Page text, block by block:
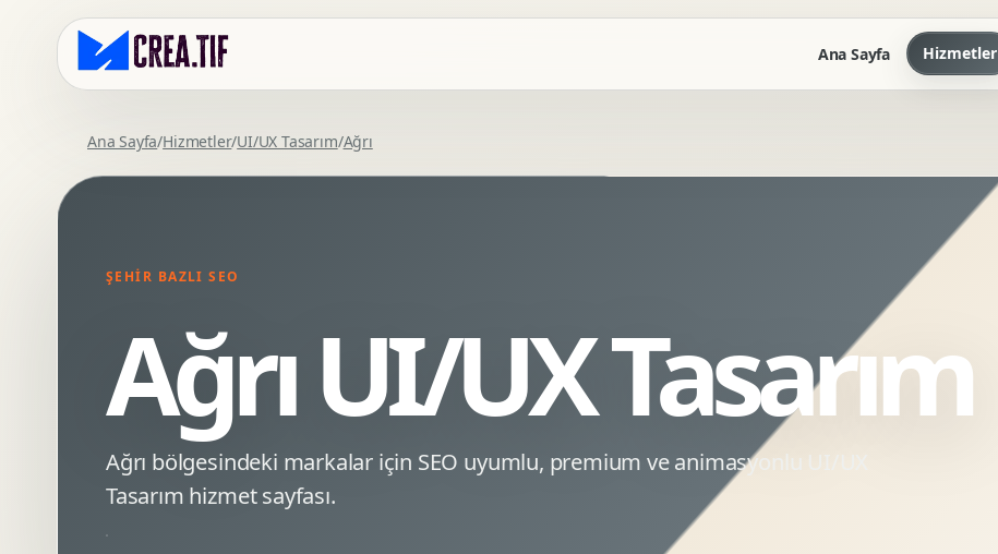
Ana Sayfa Hizmetler
Kurumsal Web Tasarim
SEO Uyumlu Web Tasarim
Webflow Web Tasarim
Framer Web Tasarim
Kurumsal Site Yenileme
Conversion UX Optimizasyonu
Kurumsal Dokuman Tasarimi
Ofis Ici Gorsel Kimlik
Kurumsal Katalog Tasarimi
Minimal Logo Tasarimi
Premium Logo Tasarimi
Google Ads Reklam Tasarimi Sosyal Medya Kreatif Tasarimi
Ana Sayfa/Hizmetler/UI/UX Tasarım/Ağrı
ŞEHIR BAZLI SEO
Ağrı UI/UX Tasarım
Ağrı bölgesindeki markalar için SEO uyumlu, premium ve animasyonlu UI/UX
Tasarım hizmet sayfası.